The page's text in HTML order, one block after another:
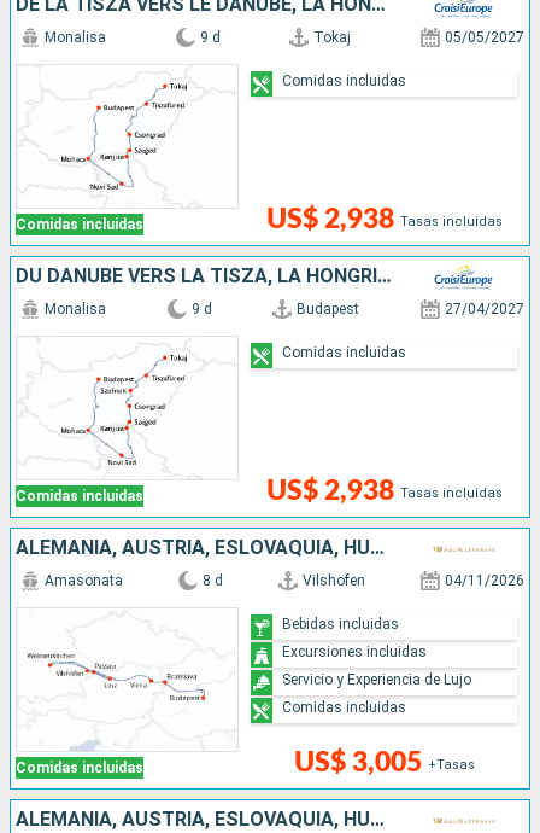
DE LA TISZA VERS LE DANUBE, LA HONGRIE AUTHENTIQUE
Comidas incluidas
Monalisa 9 d Tokaj 05/05/2027
US$ 2,938 Tasas incluidas
Comidas incluidas
DU DANUBE VERS LA TISZA, LA HONGRIE AUTHENTIQUE (FORMULE PORT-PORT)
Comidas incluidas
Monalisa 9 d Budapest 27/04/2027
US$ 2,938 Tasas incluidas
Comidas incluidas
ALEMANIA, AUSTRIA, ESLOVAQUIA, HUNGRÍA
Comidas incluidas
Amasonata 8 d Vilshofen 04/11/2026
US$ 3,005 +Tasas
Bebidas incluidas
Excursiones incluidas
Servicio y Experiencia de Lujo
Comidas incluidas
ALEMANIA, AUSTRIA, ESLOVAQUIA, HUNGRÍA